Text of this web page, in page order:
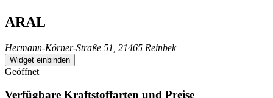
ARAL
Hermann-Körner-Straße 51, 21465 Reinbek
Widget einbinden
Geöffnet
Verfügbare Kraftstoffarten und Preise